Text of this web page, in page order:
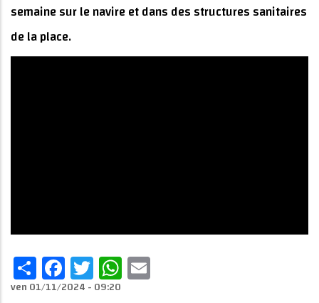
semaine sur le navire et dans des structures sanitaires
de la place.
ShareFacebook
TwitterWhatsApp
ven 01/11/2024 - 09:20